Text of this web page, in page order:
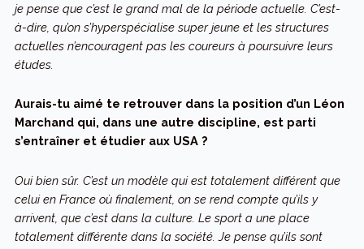
je pense que c’est le grand mal de la période actuelle. C’est-
à-dire, qu’on s’hyperspécialise super jeune et les structures
actuelles n’encouragent pas les coureurs à poursuivre leurs
études.
Aurais-tu aimé te retrouver dans la position d’un Léon
Marchand qui, dans une autre discipline, est parti
s’entraîner et étudier aux USA ?
Oui bien sûr. C’est un modèle qui est totalement différent que
celui en France où finalement, on se rend compte qu’ils y
arrivent, que c’est dans la culture. Le sport a une place
totalement différente dans la société. Je pense qu’ils sont